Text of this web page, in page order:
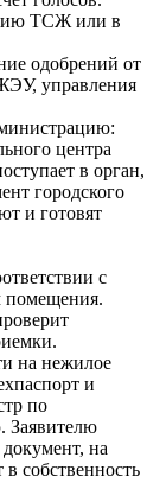
ТСЖ или в
одобрений от
управления
центра
в орган,
городского
и готовят
с
помещения.
на нежилое
и
по
Заявителю
на
собственность